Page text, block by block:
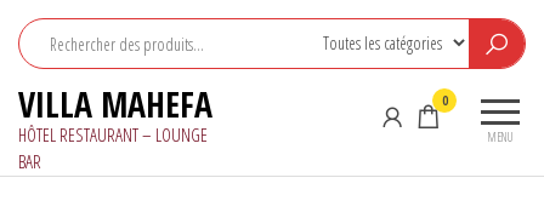
contenu
VILLA MAHEFA
HÔTEL RESTAURANT – LOUNGE
BAR
MENU
0